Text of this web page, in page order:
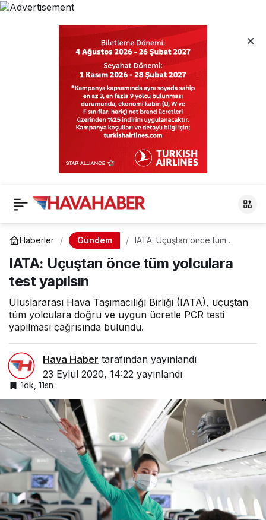
Haberler Gündem
IATA: Uçuştan önce tüm
IATA: Uçuştan önce tüm yolculara
test yapılsın
Uluslararası Hava Taşımacılığı Birliği (IATA), uçuştan
tüm yolculara doğru ve uygun ücretle PCR testi
yapılması çağrısında bulundu.
Hava Haber tarafından yayınlandı
23 Eylül 2020, 14:22 yayınlandı
1dk, 11sn